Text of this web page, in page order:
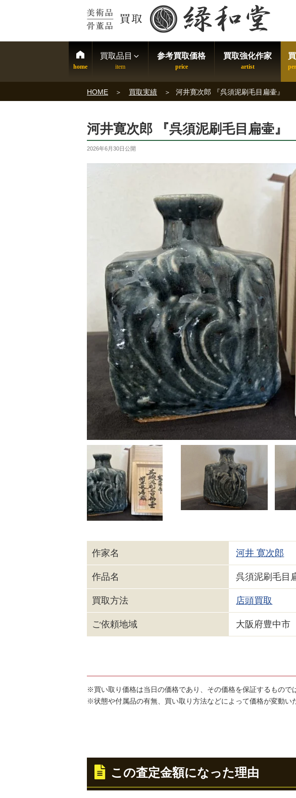
買取品目 参考買取価格 買取強化作家
HOME 買取実績 河井寛次郎 『呉須泥刷毛目扁壷』
河井寛次郎 『呉須泥刷毛目扁壷』
2026年6月30日公開
作家名 河井 寛次郎
作品名 呉須泥刷毛目
買取方法 店頭買取
ご依頼地域 大阪府豊中市
※買い取り価格は当日の価格であり、その価格を保証するもので
※状態や付属品の有無、買い取り方法などによって価格が変動い
この査定金額になった理由